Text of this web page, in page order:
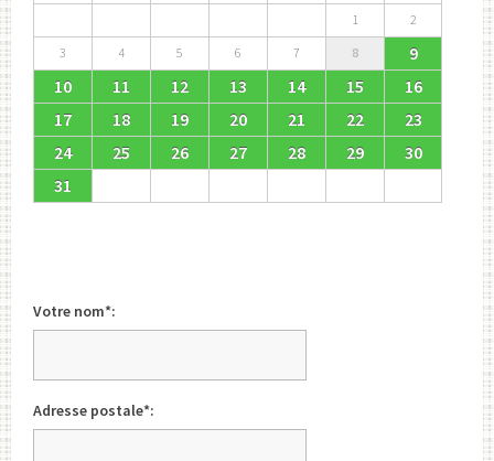
1
2
3
4 5 6 7 8
9
10
11 12 13 14 15
16
17
18 19 20 21 22
23
24
25 26 27 28 29
30
31
Votre nom*:
Adresse postale*: